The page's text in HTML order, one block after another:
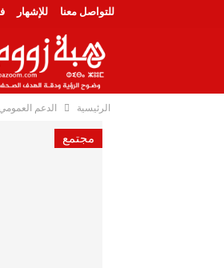
للتواصل معنا للإشهار
الرئيسية الدعم العمومي
مجتمع